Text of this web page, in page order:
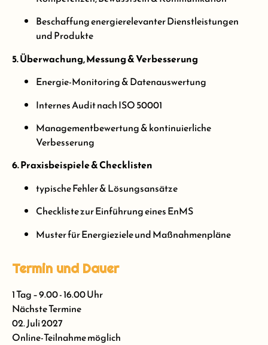
Beschaffung energierelevanter Dienstleistungen
und Produkte
5. Überwachung, Messung & Verbesserung
Energie-Monitoring & Datenauswertung
Internes Audit nach ISO 50001
Managementbewertung & kontinuierliche
Verbesserung
6. Praxisbeispiele & Checklisten
typische Fehler & Lösungsansätze
Checkliste zur Einführung eines EnMS
Muster für Energieziele und Maßnahmenpläne
Termin und Dauer
1 Tag – 9.00 - 16.00 Uhr
Nächste Termine
02. Juli 2027
Online-Teilnahme möglich